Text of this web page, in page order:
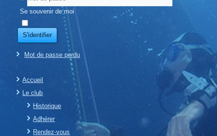
Se souvenir de moi
S'identifier
Mot de passe perdu
Accueil
Le club
Historique
Adhérer
Rendez-vous